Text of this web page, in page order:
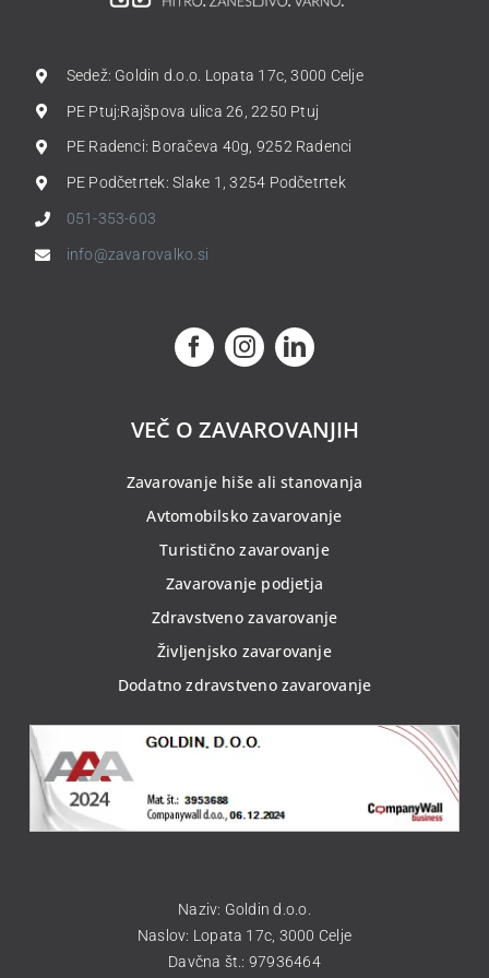
VEČ O ZAVAROVANJIH
Zavarovanje hiše ali stanovanja
Avtomobilsko zavarovanje
Turistično zavarovanje
Zavarovanje podjetja
Zdravstveno zavarovanje
Življenjsko zavarovanje
Dodatno zdravstveno zavarovanje
Naziv: Goldin d.o.o.
Naslov: Lopata 17c, 3000 Celje
Davčna št.: 97936464
Sedež: Goldin d.o.o. Lopata 17c, 3000 Celje
PE Ptuj:Rajšpova ulica 26, 2250 Ptuj
PE Radenci: Boračeva 40g, 9252 Radenci
PE Podčetrtek: Slake 1, 3254 Podčetrtek
051-353-603
info@zavarovalko.si